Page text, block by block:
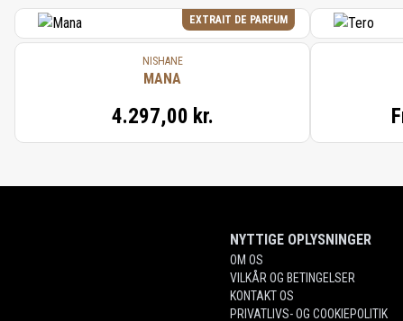
EXTRAIT DE PARFUM
NISHANE
MANA
4.297,00 kr.
NYTTIGE OPLYSNINGER
OM OS
VILKÅR OG BETINGELSER
KONTAKT OS
PRIVATLIVS- OG COOKIEPOLITIK